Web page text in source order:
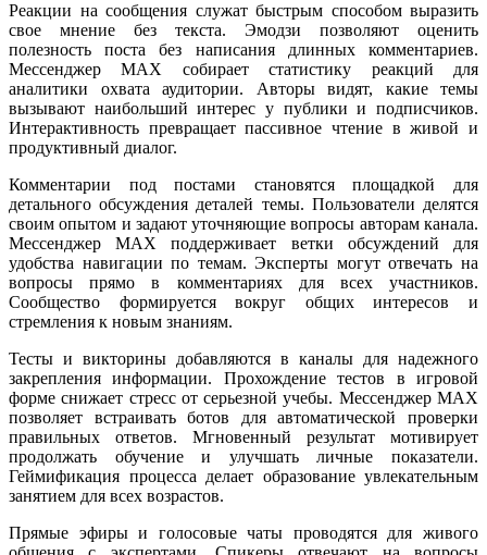
Реакции на сообщения служат быстрым способом выразить
свое мнение без текста. Эмодзи позволяют оценить
полезность поста без написания длинных комментариев.
Мессенджер MAX собирает статистику реакций для
аналитики охвата аудитории. Авторы видят, какие темы
вызывают наибольший интерес у публики и подписчиков.
Интерактивность превращает пассивное чтение в живой и
продуктивный диалог.
Комментарии под постами становятся площадкой для
детального обсуждения деталей темы. Пользователи делятся
своим опытом и задают уточняющие вопросы авторам канала.
Мессенджер MAX поддерживает ветки обсуждений для
удобства навигации по темам. Эксперты могут отвечать на
вопросы прямо в комментариях для всех участников.
Сообщество формируется вокруг общих интересов и
стремления к новым знаниям.
Тесты и викторины добавляются в каналы для надежного
закрепления информации. Прохождение тестов в игровой
форме снижает стресс от серьезной учебы. Мессенджер MAX
позволяет встраивать ботов для автоматической проверки
правильных ответов. Мгновенный результат мотивирует
продолжать обучение и улучшать личные показатели.
Геймификация процесса делает образование увлекательным
занятием для всех возрастов.
Прямые эфиры и голосовые чаты проводятся для живого